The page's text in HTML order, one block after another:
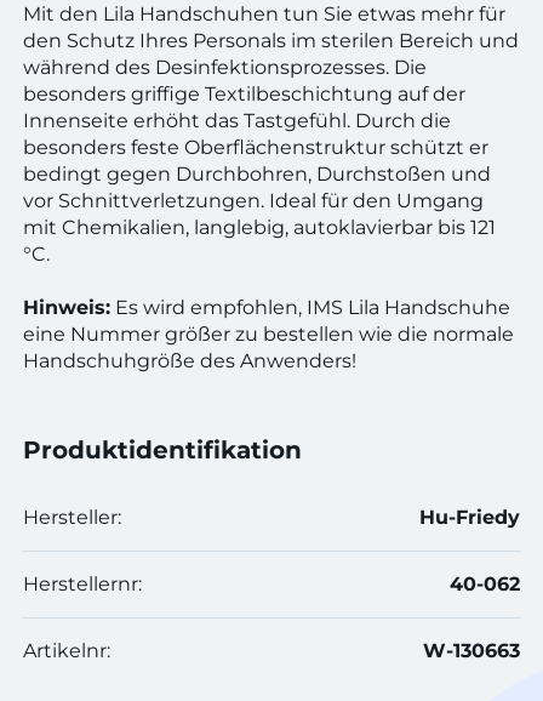
Mit den Lila Handschuhen tun Sie etwas mehr für
den Schutz Ihres Personals im sterilen Bereich und
während des Desinfektionsprozesses. Die
besonders griffige Textilbeschichtung auf der
Innenseite erhöht das Tastgefühl. Durch die
besonders feste Oberflächenstruktur schützt er
bedingt gegen Durchbohren, Durchstoßen und
vor Schnittverletzungen. Ideal für den Umgang
mit Chemikalien, langlebig, autoklavierbar bis 121
°C.
Hinweis: Es wird empfohlen, IMS Lila Handschuhe
eine Nummer größer zu bestellen wie die normale
Handschuhgröße des Anwenders!
Produktidentifikation
Hersteller: Hu-Friedy
Herstellernr: 40-062
Artikelnr: W-130663